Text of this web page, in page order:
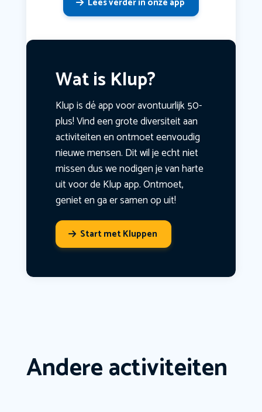
Wat is Klup?
Klup is dé app voor avontuurlijk 50-
plus! Vind een grote diversiteit aan
activiteiten en ontmoet eenvoudig
nieuwe mensen. Dit wil je echt niet
missen dus we nodigen je van harte
uit voor de Klup app. Ontmoet,
geniet en ga er samen op uit!
Start met Kluppen
Andere activiteiten